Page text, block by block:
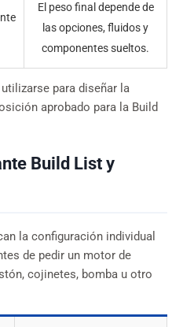
El peso final depende de
las opciones, fluidos y
componentes sueltos.
para diseñar la
aprobado para la Build
Build List y
la configuración individual
de pedir un motor de
cojinetes, bomba u otro